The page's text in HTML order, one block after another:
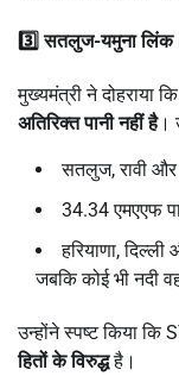
3️⃣ सतलुज-यमुना लिंक
मुख्यमंत्री ने दोहराया
अतिरिक्त पानी नहीं है।
सतलुज, रावी और
34.34 एमएएफ
हरियाणा,
जबकि कोई भी नदी
उन्होंने स्पष्ट किया कि
हितों के विरुद्धहै।